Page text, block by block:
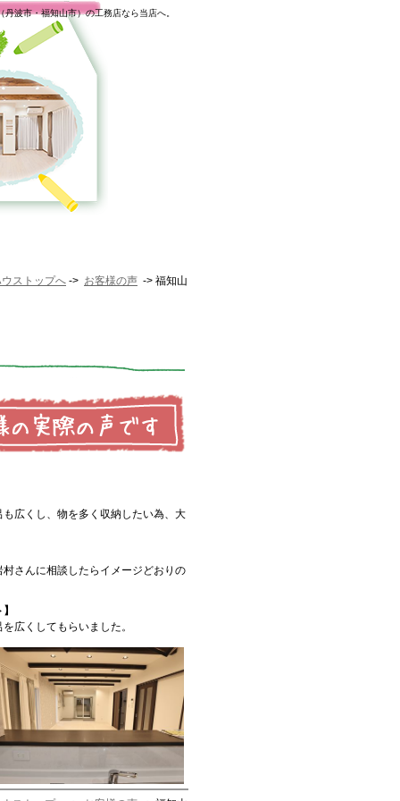
波市・福知山市）の工務店なら当店へ。
ストップへ -> お客様の声 -> 福知山
広くし、物を多く収納したい為、大
さんに相談したらイメージどおりの
広くしてもらいました。